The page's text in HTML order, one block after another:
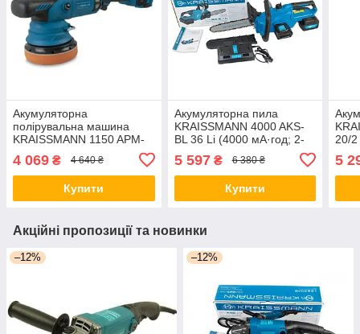
Акумуляторна
полірувальна машина
KRAISSMANN 1150 APM-
Зарядне)
4 069 ₴ 4 640 ₴
Купити
Акумуляторна пила
KRAISSMANN 4000 AKS-
BL 36 Li (4000 мА·год; 2-
АКБ по 18 В) Німеччина
5 597₴ 6 380 ₴
Купити
20/
5
Акційні пропозиції та новинки
–12% –12%